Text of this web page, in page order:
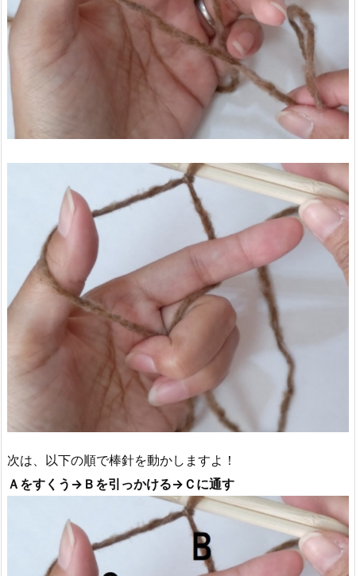
次は、以下の順で棒針を動かしますよ！
Ａをすくう→Ｂを引っかける→Ｃに通す